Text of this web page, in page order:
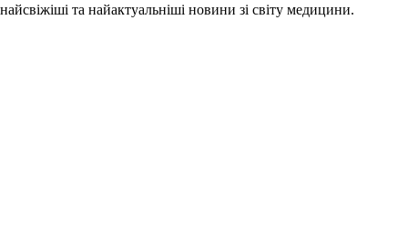
та найактуальніші новини зі світу медицини.